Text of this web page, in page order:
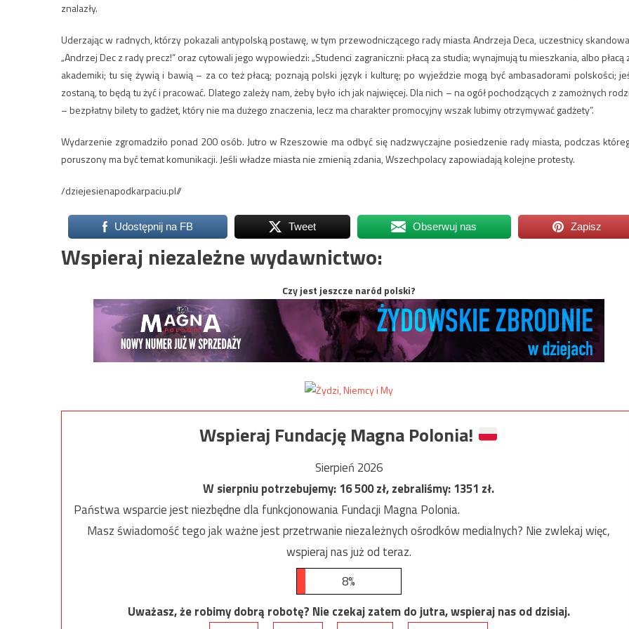
znalazły.
Uderzając w radnych, którzy pokazali antypolską postawę, w tym przewodniczącego rady miasta Andrzeja Deca, uczestnicy
„Andrzej Dec z rady precz!” oraz cytowali jego wypowiedzi: „Studenci zagraniczni: płacą za studia; wynajmują tu mieszkania, albo płacą
akademiki; tu się żywią i bawią – za co też płacą; poznają polski język i kulturę; po wyjeździe mogą być ambasadorami polskości;
zostaną, to będą tu żyć i pracować. Dlatego zależy nam, żeby było ich jak najwięcej. Dla nich – na ogół pochodzących z zamożnych
– bezpłatny bilety to gadżet, który nie ma dużego znaczenia, lecz ma charakter promocyjny wszak lubimy otrzymywać gadżety”.
Wydarzenie zgromadziło ponad 200 osób. Jutro w Rzeszowie ma odbyć się nadzwyczajne posiedzenie rady miasta, podczas
poruszony ma być temat komunikacji. Jeśli władze miasta nie zmienią zdania, Wszechpolacy zapowiadają kolejne protesty.
/dziejesienapodkarpaciu.pl//
Udostępnij na FB Tweet Obserwuj nas Zapisz
Wspieraj niezależne wydawnictwo:
Czy jest jeszcze naród polski?
Wspieraj Fundację Magna Polonia!
Sierpień 2026
W sierpniu potrzebujemy:16 500zł, zebraliśmy:1351 zł.
Państwa wsparcie jest niezbędne dla funkcjonowania Fundacji Magna Polonia.
Masz świadomość tego jak ważne jest przetrwanie niezależnych ośrodków medialnych? Nie zwlekaj więc,
wspieraj nas już od teraz.
8%
Uważasz, że robimy dobrą robotę? Nie czekaj zatem do jutra, wspieraj nas od dzisiaj.